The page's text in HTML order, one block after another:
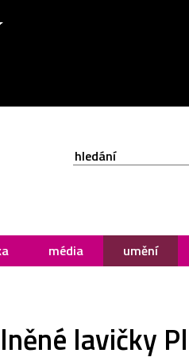
média umění
lavičky